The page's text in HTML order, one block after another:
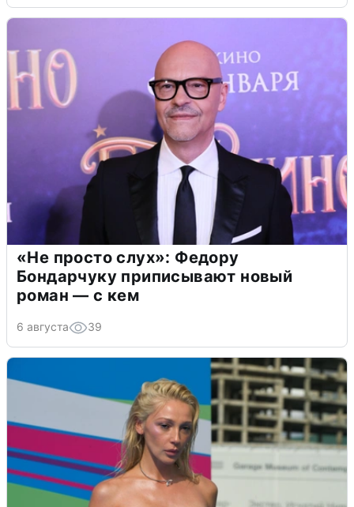
«Не просто слух»: Федору
Бондарчуку приписывают новый
роман — с кем
6 августа 39